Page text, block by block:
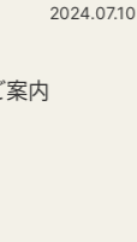
2024.07.10
案内